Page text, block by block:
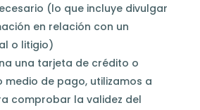
(lo que incluye divulgar
en relación con un
o litigio)
una tarjeta de crédito o
medio de pago, utilizamos a
comprobar la validez del